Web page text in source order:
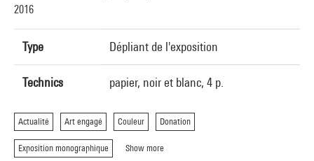
2016
Type Dépliant de l'exposition
Technics papier, noir et blanc, 4 p.
Actualité Art engagé Couleur Donation
Exposition monographique Show more